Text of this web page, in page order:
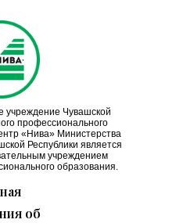
учреждение Чувашской
профессионального
«Нива» Министерства
Республики является
учреждением
образования.
об